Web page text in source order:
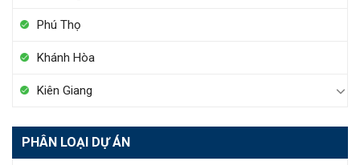
Phú Thọ
Khánh Hòa
Kiên Giang
PHÂN LOẠI DỰ ÁN